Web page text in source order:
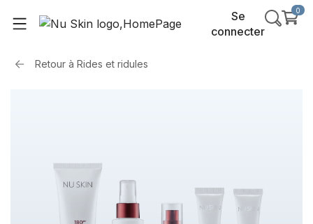
Se
connecter
0
Retour à Rides et ridules